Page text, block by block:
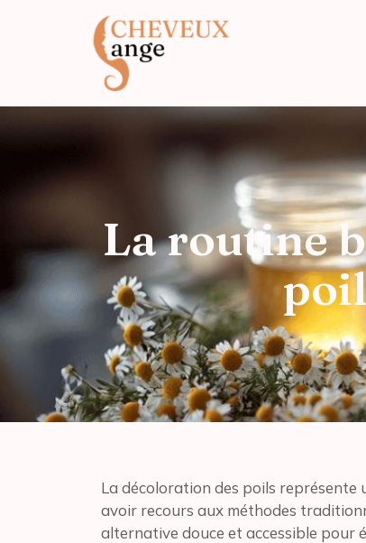
La routine
La décoloration des poils
avoir recours aux méthodes
alternative douce et accessible pour